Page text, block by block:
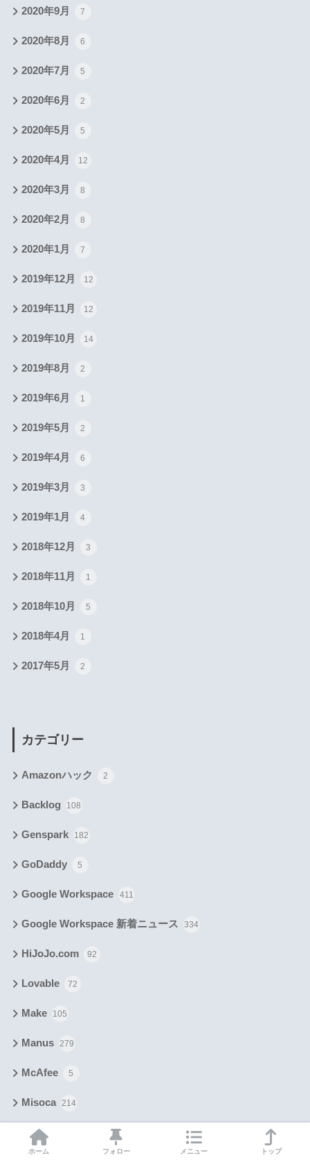
2020年9月 7
2020年8月 6
2020年7月 5
2020年6月 2
2020年5月 5
2020年4月 12
2020年3月 8
2020年2月 8
2020年1月 7
2019年12月 12
2019年11月 12
2019年10月 14
2019年8月 2
2019年6月 1
2019年5月 2
2019年4月 6
2019年3月 3
2019年1月 4
2018年12月 3
2018年11月 1
2018年10月 5
2018年4月 1
2017年5月 2
カテゴリー
Amazonハック 2
Backlog 108
Genspark 182
GoDaddy 5
Google Workspace 411
Google Workspace 新着ニュース 334
HiJoJo.com 92
Lovable 72
Make 105
Manus 279
McAfee 5
Misoca 214
moomoo証券
ホーム フォロー メニュー トップ